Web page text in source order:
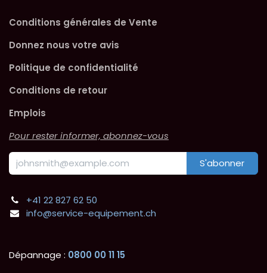
Conditions générales de Vente
Donnez nous votre avis
Politique de confidentialité
Conditions de retour
Emplois
Pour rester informer, abonnez-vous
S'abonner
+41 22 827 62 50
info@service-equipement.ch
Dépannage : 0800 00 11 15